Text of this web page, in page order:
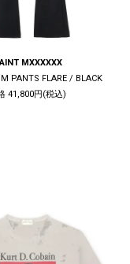
MXXXXXX
PANTS FLARE / BLACK
41,800円(税込)